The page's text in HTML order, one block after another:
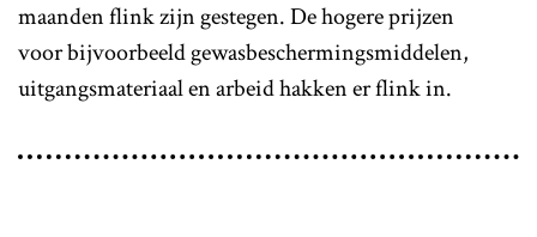
maanden flink zijn gestegen. De hogere prijzen
voor bijvoorbeeld gewasbeschermingsmiddelen,
uitgangsmateriaal en arbeid hakken er flink in.